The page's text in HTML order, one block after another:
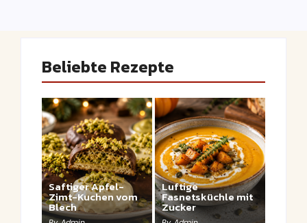
Beliebte Rezepte
Saftiger Apfel-
Zimt-Kuchen vom
Blech
Luftige
Fasnetsküchle mit
Zucker